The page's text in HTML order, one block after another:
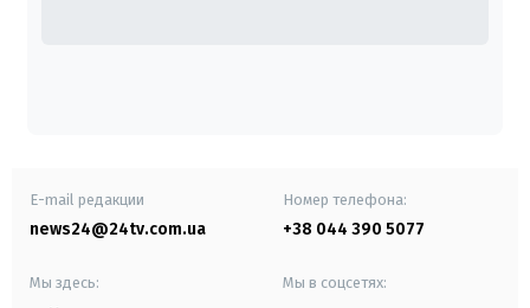
E-mail редакции
news24@24tv.com.ua
Номер телефона:
+38 044 390 5077
Мы здесь: Мы в соцсетях: